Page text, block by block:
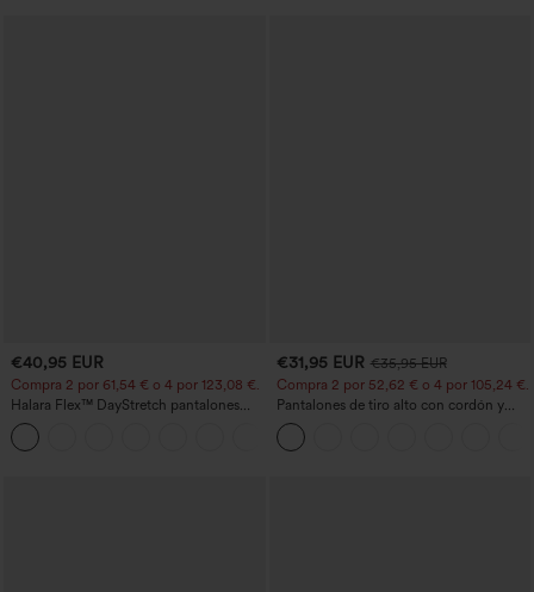
€40,95 EUR
Compra 2 por 61,54 € o 4 por 123,08 €.
Halara Flex™ DayStretch pantalones
acampanados de trabajo de tiro medio
con bolsillo lateral con cremallera
€31,95 EUR €35,95 EUR
Compra 2 por 52,62 € o 4 por 105,24 €.
Pantalones de tiro alto con cordón y
bolsillos, pernera ancha, holgados y de
estilo casual con tacto de lino.